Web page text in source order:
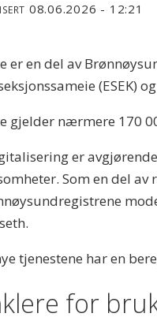
08.06.2026 - 12:21
er en del av
(ESEK)
gjelder nærmere 170
er
Som en del
tjenestene har en
for